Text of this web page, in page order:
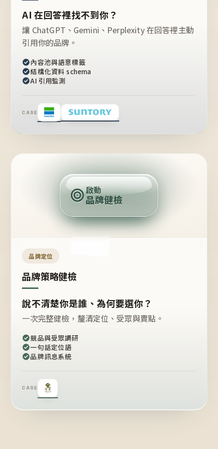
AI 在回答裡找不到你？
讓 ChatGPT、Gemini、Perplexity 在回答裡主動
引用你的品牌。
內容池與語意標籤
結構化資料 schema
AI 引用監測
CASE
定
位
點
啟動
品牌健檢
品牌定位
品牌策略健檢
說不清楚你是誰、為何要選你？
一次完整健檢，釐清定位、受眾與賣點。
競品與受眾調研
一句話定位語
品牌訊息系統
CASE